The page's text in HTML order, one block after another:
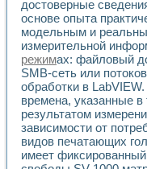
Управление
Аппаратно-
Разработка
Учебный
достоверные
основе опыта
модельным и
измерительной
режимах: файловый
SMB-сеть или
обработки в
времена, указанные
результатом
зависимости от
видов печатающих
имеет